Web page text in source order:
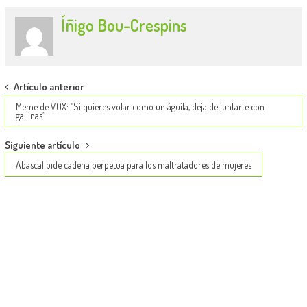
Íñigo Bou-Crespins
Post
navigation
Artículo anterior
Meme de VOX: “Si quieres volar como un águila, deja de juntarte con
gallinas”
Siguiente artículo
Abascal pide cadena perpetua para los maltratadores de mujeres